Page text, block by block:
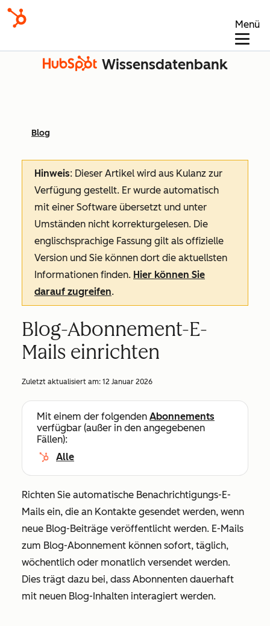
Menü
Wissensdatenbank
Blog
Hinweis: Dieser Artikel wird aus Kulanz zur
Verfügung gestellt. Er wurde automatisch
mit einer Software übersetzt und unter
Umständen nicht korrekturgelesen. Die
englischsprachige Fassung gilt als offizielle
Version und Sie können dort die aktuellsten
Informationen finden. Hier können Sie
darauf zugreifen.
Blog-Abonnement-E-
Mails einrichten
Zuletzt aktualisiert am: 12 Januar 2026
Mit einem der folgenden Abonnements
verfügbar (außer in den angegebenen
Fällen):
Alle
Richten Sie automatische Benachrichtigungs-E-
Mails ein, die an Kontakte gesendet werden, wenn
neue Blog-Beiträge veröffentlicht werden. E-Mails
zum Blog-Abonnement können sofort, täglich,
wöchentlich oder monatlich versendet werden.
Dies trägt dazu bei, dass Abonnenten dauerhaft
mit neuen Blog-Inhalten interagiert werden.